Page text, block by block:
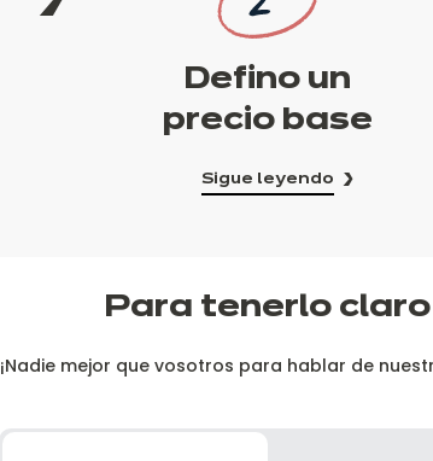
Defino un
precio base
Sigue leyendo
Para tenerlo claro
¡Nadie mejor que vosotros para hablar de